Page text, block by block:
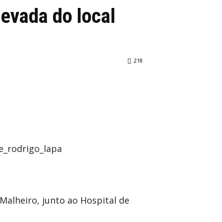
do local
218
junto ao Hospital de